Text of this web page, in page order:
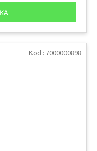
Kod : 7000000898